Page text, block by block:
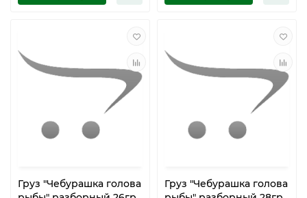
Груз "Чебурашка голова
Груз "Чебурашка голова